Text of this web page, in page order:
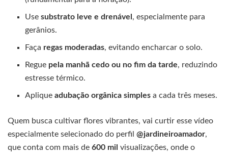
Usesubstrato leve e drenável , especialmente para
gerânios.
Faça regas moderadas, evitando encharcar o solo.
Regue pela manhã cedo ou no fim da tarde, reduzindo
estresse térmico.
Apliqueadubação orgânica simples a cada três meses.
Quem busca cultivar flores vibrantes, vai curtir esse vídeo
especialmente selecionado do perfil @jardineiroamador,
que conta com mais de 600 mil visualizações, onde o